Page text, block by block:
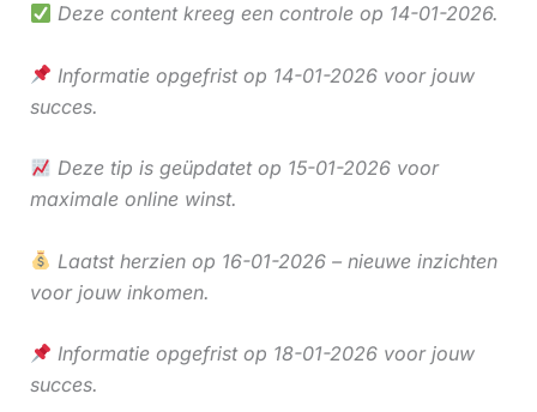
Deze content kreeg een controle op 14-01-2026.
Informatie opgefrist op 14-01-2026 voor jouw
succes.
Deze tip is geüpdatet op 15-01-2026 voor
maximale online winst.
Laatst herzien op 16-01-2026 – nieuwe inzichten
voor jouw inkomen.
Informatie opgefrist op 18-01-2026 voor jouw
succes.